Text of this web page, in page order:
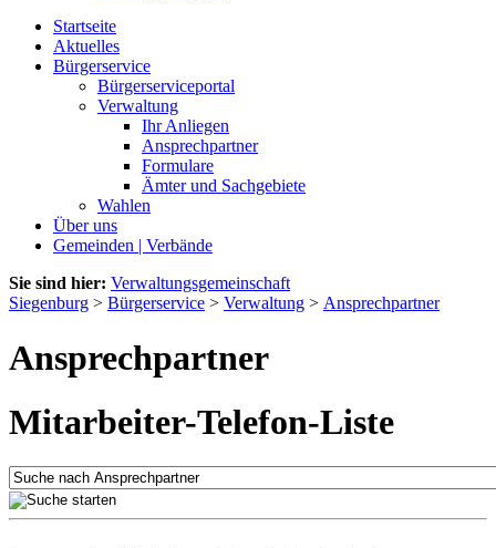
Startseite
Aktuelles
Bürgerservice
Bürgerserviceportal
Verwaltung
Ihr Anliegen
Ansprechpartner
Formulare
Ämter und Sachgebiete
Wahlen
Über uns
Gemeinden | Verbände
Sie sind hier: Verwaltungsgemeinschaft
Siegenburg > Bürgerservice > Verwaltung > Ansprechpartner
Ansprechpartner
Mitarbeiter-Telefon-Liste